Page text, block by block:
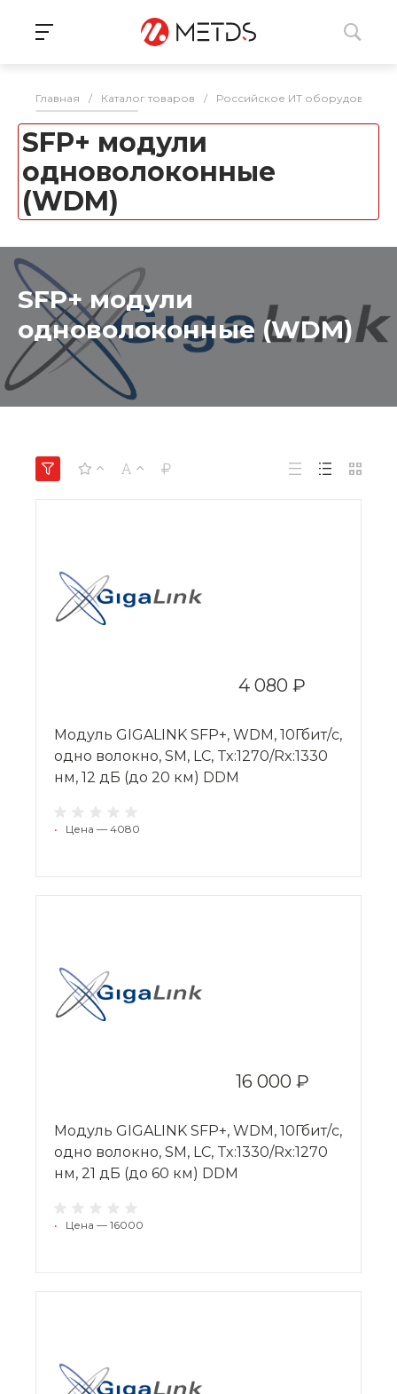
Главная / Каталог товаров / Российское ИТ оборудование
SFP+ модули
одноволоконные
(WDM)
SFP+ модули
одноволоконные (WDM)
4 080 ₽
Модуль GIGALINK SFP+, WDM, 10Гбит/с,
одно волокно, SM, LC, Tx:1270/Rx:1330
нм, 12 дБ (до 20 км) DDM
• Цена — 4080
16 000 ₽
Модуль GIGALINK SFP+, WDM, 10Гбит/с,
одно волокно, SM, LC, Tx:1330/Rx:1270
нм, 21 дБ (до 60 км) DDM
• Цена — 16000